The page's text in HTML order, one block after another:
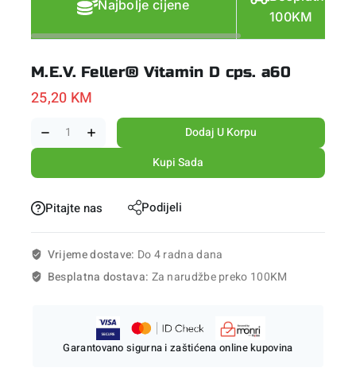
Najbolje cijene
100KM
M.E.V. Feller® Vitamin D cps. a60
25,20 KM
Dodaj U Korpu
Kupi Sada
Pitajte nas Podijeli
Vrijeme dostave: Do 4 radna dana
Besplatna dostava: Za narudžbe preko 100KM
Garantovano sigurna i zaštićena online kupovina